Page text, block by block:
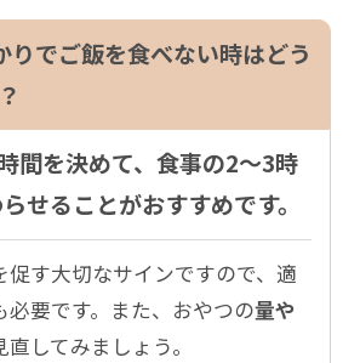
りでご飯を食べない時はどう
間を決めて、食事の2〜3時
せることがおすすめです。
促す大切なサインですので、適
必要です。また、おやつの量や
直してみましょう。